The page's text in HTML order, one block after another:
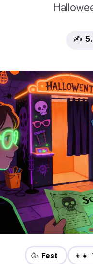
✍️ 5.
🥳 Fest 👦👧